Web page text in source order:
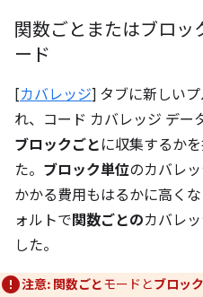
関数ごとまたはブロッ
ード
[カバレッジ] タブに新しい
れ、コード カバレッジ デー
ブロックごと に収集するか
た。 ブロック単位のカバレ
かかる費用もはるかに高く
ォルトで 関数ごとのカバレ
した。
注意: 関数ごとモードとブロッ